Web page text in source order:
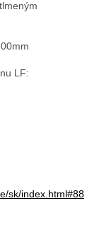
LF:
sk/index.html#88